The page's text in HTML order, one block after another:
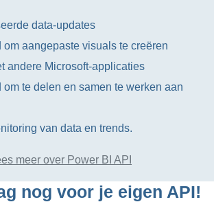
data-updates
om aangepaste visuals te creëren
andere Microsoft-applicaties
om te delen en samen te werken aan
van data en trends.
meer over Power BI API
nog voor je eigen API!